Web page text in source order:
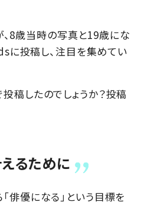
8歳当時の写真と19歳にな
投稿し、注目を集めてい
稿したのでしょうか？投稿
るために
俳優になる」という目標を